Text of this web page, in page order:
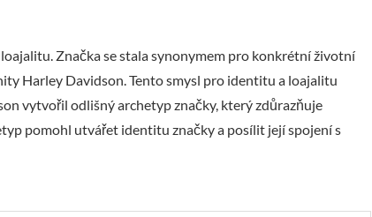
Značka se stala synonymem pro konkrétní životní
Harley Davidson. Tento smysl pro identitu a loajalitu
vytvořil odlišný archetyp značky, který zdůrazňuje
pomohl utvářet identitu značky a posílit její spojení s